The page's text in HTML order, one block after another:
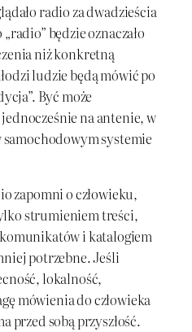
radio za dwadzieścia
będzie oznaczało
niż konkretną
ludzie będą mówić po
Być może
na antenie, w
systemie
zapomni o człowieku,
strumieniem treści,
i katalogiem
potrzebne. Jeśli
lokalność,
mówienia do człowieka
przed sobą przyszłość.